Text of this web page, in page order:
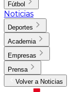
Fútbol
Noticias
Deportes
Academia
Empresas
Prensa
Volver a Noticias